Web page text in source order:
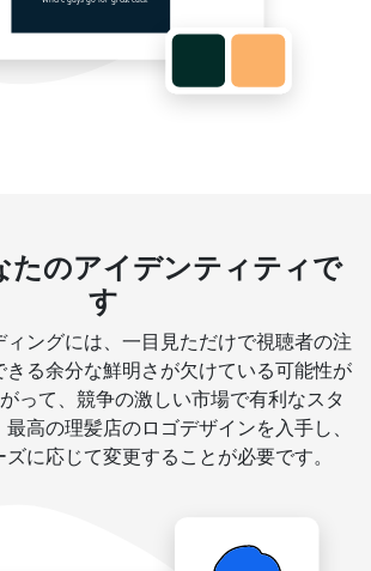
たのアイデンティティで
す
ィングには、一目見ただけで視聴者の注
きる余分な鮮明さが欠けている可能性が
って、競争の激しい市場で有利なスタ
高の理髪店のロゴデザインを入手し、
に応じて変更することが必要です。